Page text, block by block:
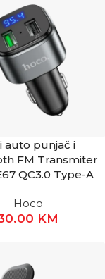
auto punjač i
FM Transmiter
QC3.0 Type-A
Hoco
KM